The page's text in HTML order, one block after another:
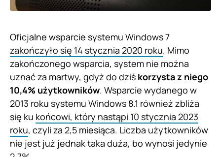
Oficjalne wsparcie systemu Windows 7
zakończyło się 14 stycznia 2020 roku. Mimo
zakończonego wsparcia, system nie można
uznać za martwy, gdyż do dziś korzysta z niego
10,4% użytkowników. Wsparcie wydanego w
2013 roku systemu Windows 8.1 również zbliża
się ku końcowi, który nastąpi 10 stycznia 2023
roku, czyli za 2,5 miesiąca. Liczba użytkowników
nie jest już jednak taka duża, bo wynosi jedynie